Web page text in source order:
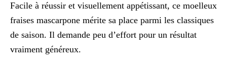
Facile à réussir et visuellement appétissant, ce moelleux
fraises mascarpone mérite sa place parmi les classiques
de saison. Il demande peu d’effort pour un résultat
vraiment généreux.